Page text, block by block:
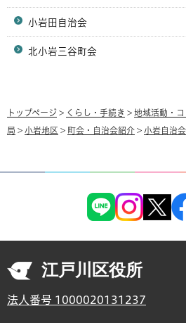
小岩田自治会
北小岩三谷町会
トップページ > くらし・手続き > 地域活動・コ
局 > 小岩地区 > 町会・自治会紹介 > 小岩自治
江戸川区役所
法人番号 1000020131237